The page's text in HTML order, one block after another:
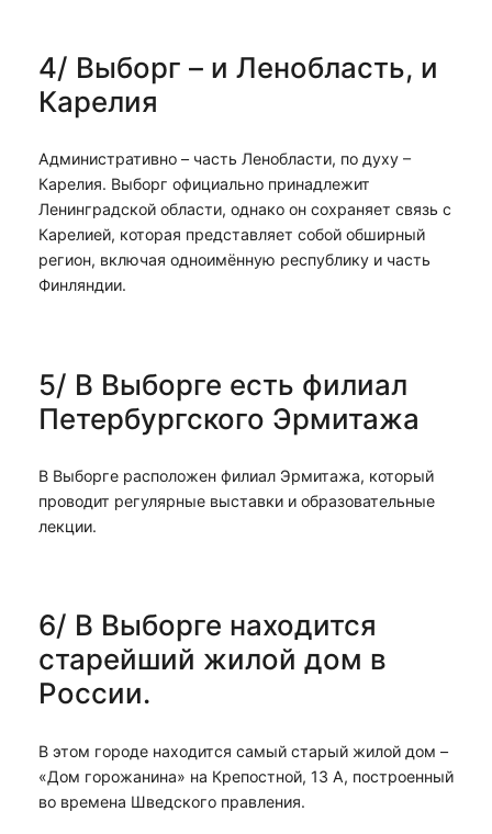
4/ Выборг – и Ленобласть, и
Карелия
Административно – часть Ленобласти, по духу –
Карелия. Выборг официально принадлежит
Ленинградской области, однако он сохраняет связь с
Карелией, которая представляет собой обширный
регион, включая одноимённую республику и часть
Финляндии.
5/ В Выборге есть филиал
Петербургского Эрмитажа
В Выборге расположен филиал Эрмитажа, который
проводит регулярные выставки и образовательные
лекции.
6/ В Выборге находится
старейший жилой дом в
России.
В этом городе находится самый старый жилой дом –
«Дом горожанина» на Крепостной, 13 А, построенный
во времена Шведского правления.